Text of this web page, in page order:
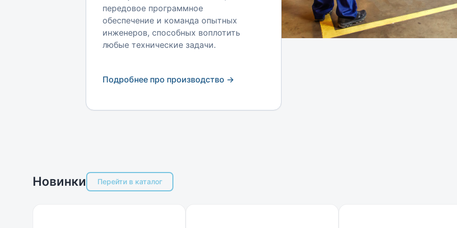
передовое программное
обеспечение и команда опытных
инженеров, способных воплотить
любые технические задачи.
Подробнее про производство →
Новинки Перейти в каталог